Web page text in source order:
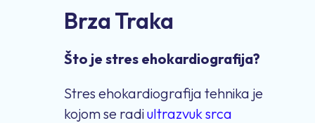
Brza Traka
Što je stres ehokardiografija?
Stres ehokardiografija tehnika je
kojom se radiultrazvuk srca